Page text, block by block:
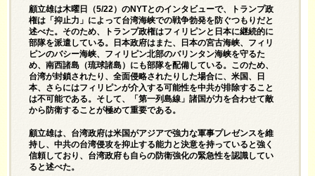
顧立雄は木曜日（5/22）のNYTとのインタビューで、トランプ政
権は「抑止力」によって台湾海峡での戦争勃発を防ぐつもりだと
述べた。そのため、トランプ政権はフィリピンと日本に継続的に
部隊を派遣している。日本政府はまた、日本の宮古海峡、フィリ
ピンのバシー海峡、フィリピン北部のバリンタン海峡を守るた
め、南西諸島（琉球諸島）にも部隊を配備している。このため、
台湾が封鎖されたり、全面侵略されたりした場合に、米国、日
本、さらにはフィリピンが介入する可能性を中共が排除すること
は不可能である。そして、「第一列島線」諸国が力を合わせて敵
から防衛することが極めて重要である。
顧立雄は、台湾政府は米国がアジアで強力な軍事プレゼンスを維
持し、中共の台湾侵攻を抑止する能力と決意を持っていると強く
信頼しており、台湾政府も自らの防衛強化の緊急性を認識してい
ると述べた。